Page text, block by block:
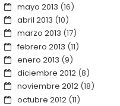
mayo 2013 (16)
abril 2013 (10)
marzo 2013 (17)
febrero 2013 (11)
enero 2013 (9)
diciembre 2012(8)
noviembre 2012(18)
octubre 2012(11)